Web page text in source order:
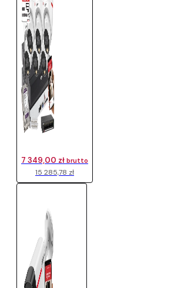
15 285,78 zł
7 349,00 zł brutto